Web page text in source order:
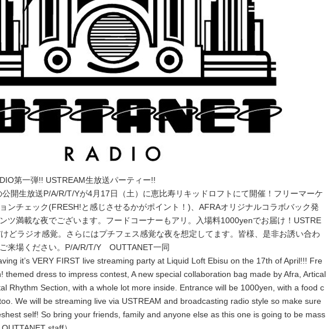
第一弾!! USTREAM生放送パーティー!!
開生放送P/A/R/T/Yが4月17日（土）に恵比寿リキッドロフトにて開催！フリーマーケ
ンチェック(FRESH!と感じさせるかがポイント！)、AFRAオリジナルコラボバック発
ツ満載な夜でございます。フードコーナーもアリ。入場料1000yenでお届け！USTRE
どラジオ感覚。さらにはプチフェス感覚な夜を想定してます。皆様、是非お誘い合わ
来場ください。P/A/R/T/Y OUTTANET一同
it’s VERY FIRST live streaming party at Liquid Loft Ebisu on the 17th of April!!! Fre
themed dress to impress contest, A new special collaboration bag made by Afra, Artical
Rhythm Section, with a whole lot more inside. Entrance will be 1000yen, with a food c
We will be streaming live via USTREAM and broadcasting radio style so make sure
self! So bring your friends, family and anyone else as this one is going to be mass